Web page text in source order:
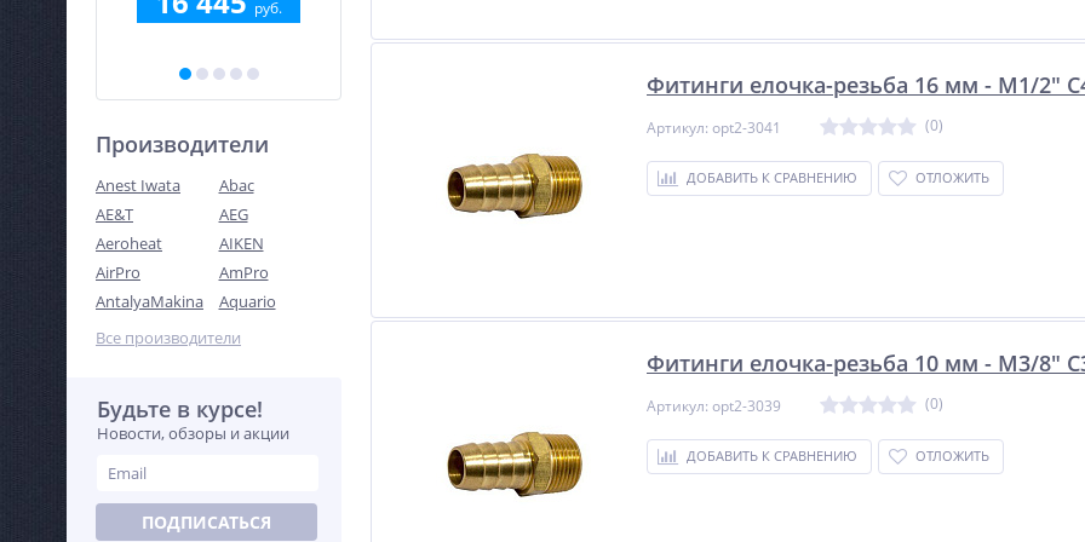
руб.
Производители
Anest Iwata
Abac
AE&T
AEG
Aeroheat
AIKEN
AirPro
AmPro
AntalyaMakina
Aquario
Все производители
Будьте в курсе!
Новости, обзоры и акции
ПОДПИСАТЬСЯ
Фитинги елочка-резьба 16 мм - M1/2"
Артикул: opt2-3041 (0)
ДОБАВИТЬ К СРАВНЕНИЮ ОТЛОЖИТЬ
Фитинги елочка-резьба 10 мм - M3/8"
Артикул: opt2-3039 (0)
ДОБАВИТЬ К СРАВНЕНИЮ ОТЛОЖИТЬ